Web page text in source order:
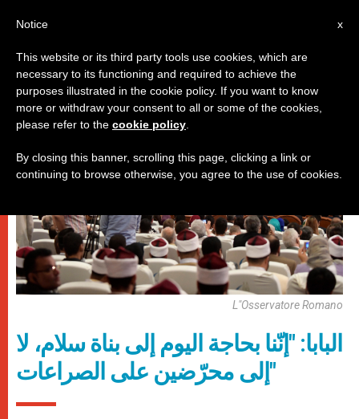
باباوات,زيارات
L"Osservatore Romano
البابا: "إنّنا بحاجة اليوم إلى بناة سلام، لا
إلى محرّضين على الصراعات"
x
Notice
This website or its third party tools use cookies, which are
necessary to its functioning and required to achieve the
purposes illustrated in the cookie policy. If you want to know
more or withdraw your consent to all or some of the cookies,
please refer to the cookie policy
By closing this banner, scrolling this page, clicking a link or
continuing to browse otherwise, you agree to the use of cookies.